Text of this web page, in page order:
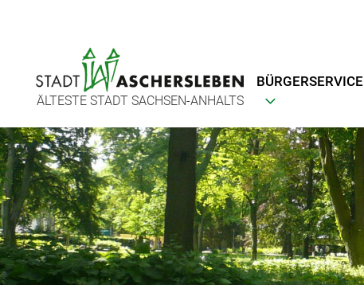
ÄLTESTE STADT SACHSEN-ANHALTS
BÜRGERSERVICE